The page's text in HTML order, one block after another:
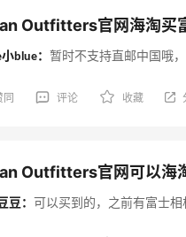
Outfitters官网海淘买
blue： 暂时不支持直邮中国哦
同 评论 收藏
Outfitters官网可以海
豆： 可以买到的，之前有富士